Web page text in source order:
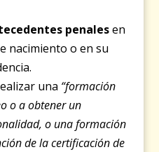
penalesen
nacimiento o en su
una “formación
o a obtener un
o una formación
de la certificación de